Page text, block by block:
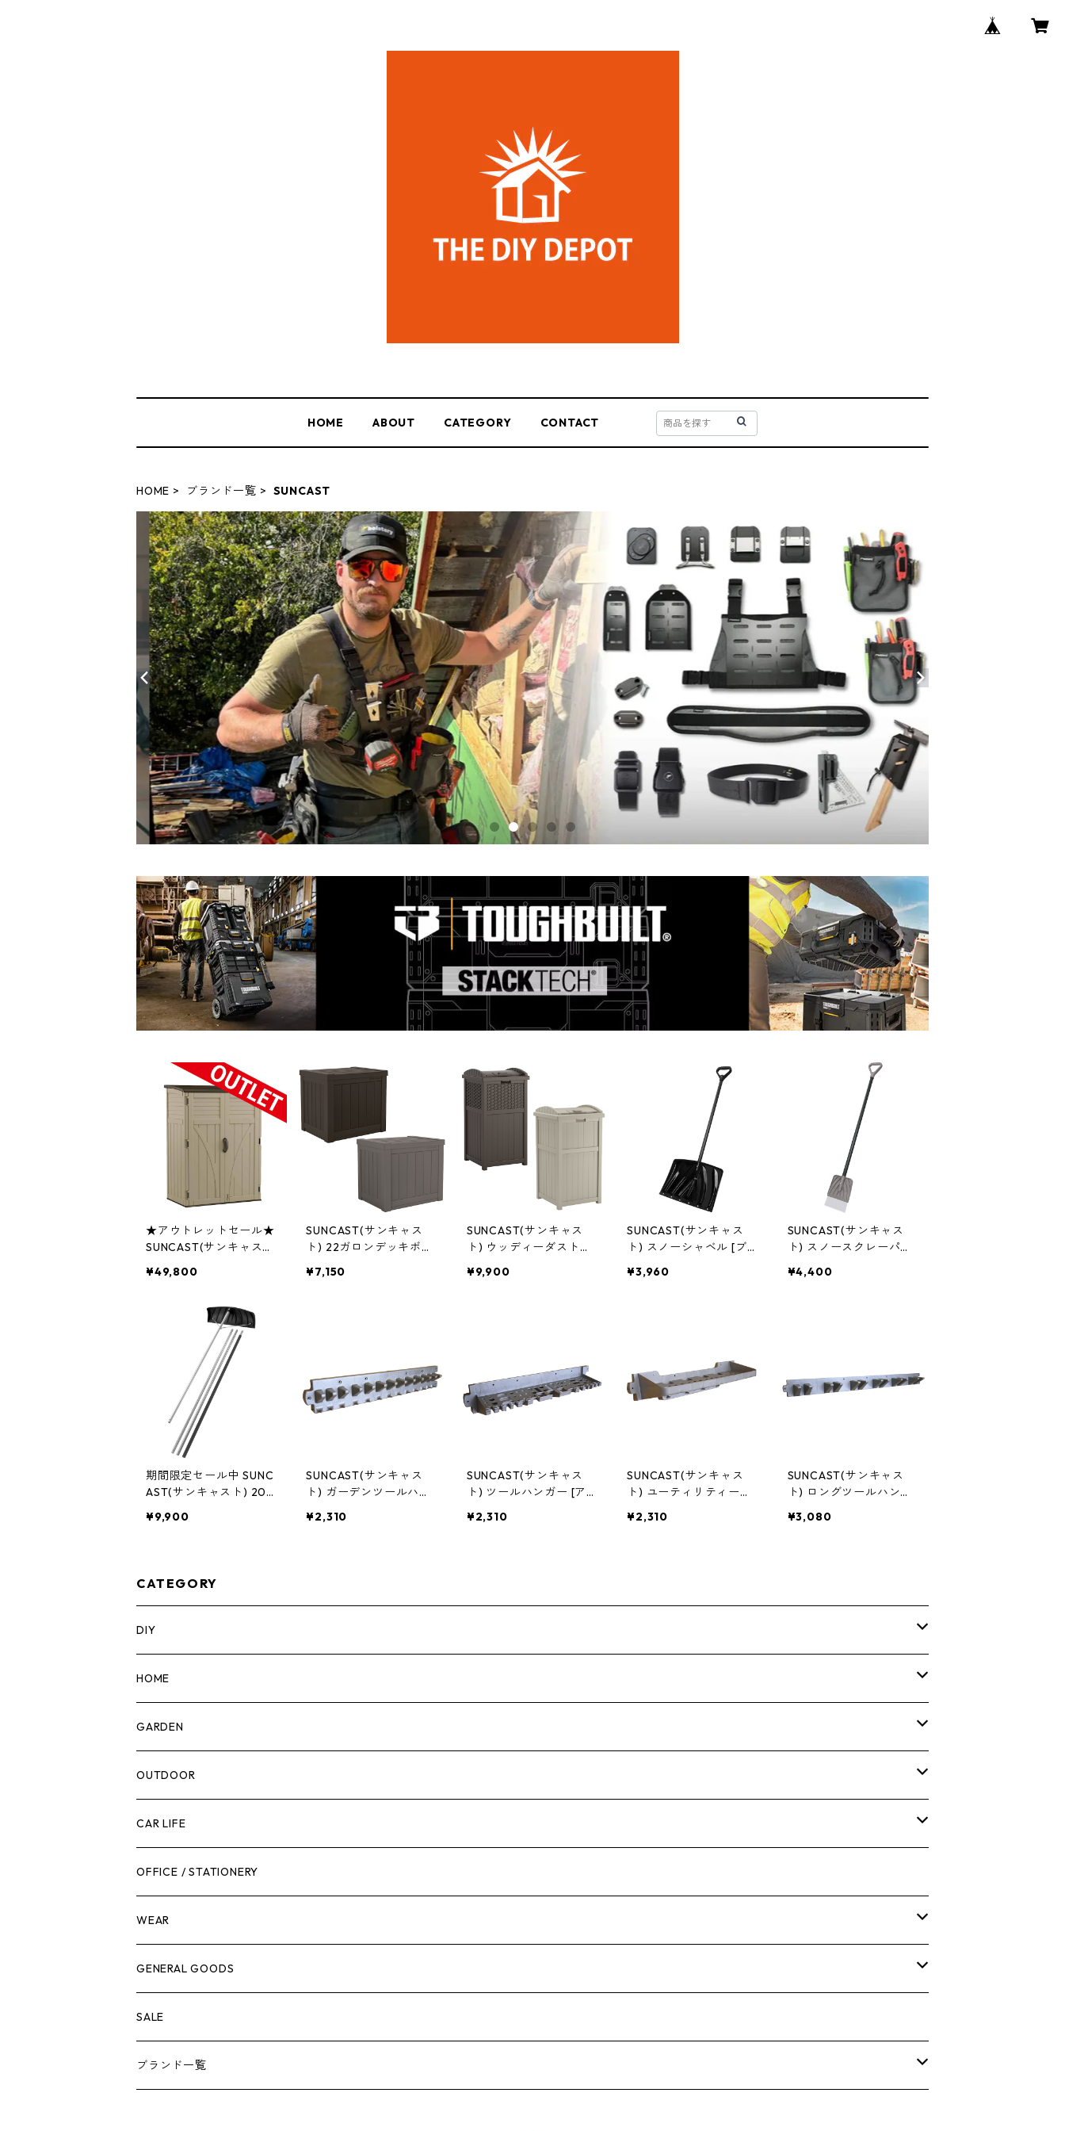
HOME ABOUT CATEGORY CONTACT
HOME ブランド一覧 SUNCAST
★アウトレットセール★
SUNCAST(サンキャス
ャビネット（ワイド）ア
¥49,800
SUNCAST(サンキャス
ト) 22ガロンデッキボッ
ー SS500
¥7,150
SUNCAST(サンキャス
ト) ウッディーダストボ
タン調コーヒー/ライト
¥9,900
SUNCAST(サンキャス
ト) スノーシャベル [ブラ
¥3,960
SUNCAST(サンキャス
ト) スノースクレーパー
¥4,400
期間限定セール中 SUNC
AST(サンキャスト) 20ft
メリカ製 SRR2100
¥9,900
SUNCAST(サンキャス
ト) ガーデンツールハン
¥2,310
SUNCAST(サンキャス
ト) ツールハンガー [アメ
¥2,310
SUNCAST(サンキャス
ト) ユーティリティーシ
P
¥2,310
SUNCAST(サンキャス
ト) ロングツールハンガ
¥3,080
CATEGORY
DIY
マーカー
計測機器
腰袋・ツールホルスター
工具箱
作業台
脚立
ケミカル
その他
HOME
5ガロンバケツ
キッチン
日用品
ボディケア
GARDEN
剪定ばさみ
ガーデンツール
ガーデンチェア
キャビネット・ツールハンガー
冬季用品
その他
OUTDOOR
スツール
バンジーバンド
ストレージボックス
クーラーボックス
ナイフ
CAR LIFE
メンテナンスグッズ
車内グッズ
車外グッズ
芳香剤
OFFICE / STATIONERY
WEAR
トップス
ボトムス
アンダーウェア
GENERAL GOODS
ウォレット
エアーフレッシュナー
SALE
ブランド一覧